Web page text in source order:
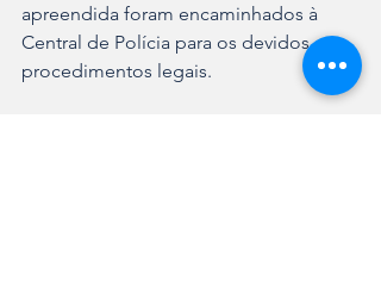
apreendida foram encaminhados à
Central de Polícia para os devidos
procedimentos legais.